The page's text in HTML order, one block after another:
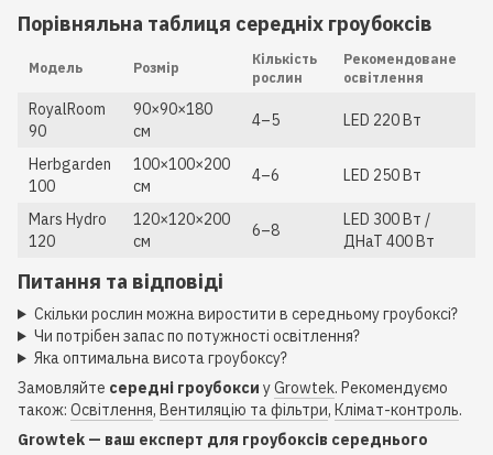
Порівняльна таблиця середніх гроубоксів
Модель Розмір
Кількість
рослин
Рекомендоване
освітлення
RoyalRoom
90
90×90×180
см
4–5 LED 220 Вт
Herbgarden
100
100×100×200
см
4–6 LED 250 Вт
Mars Hydro
120
120×120×200
см
6–8
LED 300 Вт /
ДНаТ 400 Вт
Питання та відповіді
Скільки рослин можна виростити в середньому гроубоксі?
Чи потрібен запас по потужності освітлення?
Яка оптимальна висота гроубоксу?
Замовляйте середні гроубокси уGrowtek. Рекомендуємо
також: Освітлення, Вентиляцію та фільтри, Клімат-контроль.
Growtek — ваш експерт для гроубоксів середнього